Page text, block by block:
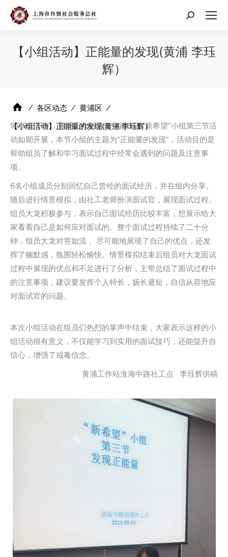
搜
【小组活动】正能量的发现(黄浦 李珏
辉）
⁄ 各区动态 ⁄ 黄浦区 ⁄
【小组活动】正能量的发现(黄浦 李珏辉）
9月3日下午，黄浦工作站淮海中路街道“新希望”小组第三节活
动如期开展，本节小组的主题为“正能量的发现”，活动目的是
帮助组员了解和学习面试过程中经常会遇到的问题及注意事
项。
6名小组成员分别回忆自己曾经的面试经历，并在组内分享。
随后进行情景模拟，由社工老师扮演面试官，展现面试过程。
组员大龙积极参与，表示自己面试经历比较丰富，想展示给大
家看看自己是如何应对面试的。整个面试过程持续了二十分
钟，组员大龙对答如流， 尽可能地展现了自己的优点，还发
挥了幽默感，氛围轻松愉快。情景模拟结束后组员对大龙面试
过程中展现的优点和不足进行了分析，主带总结了面试过程中
的注意事项，建议要发挥个人特长，扬长避短，自信从容地应
对面试官的问题。
本次小组活动在组员们热烈的掌声中结束，大家表示这样的小
组活动很有意义，不仅能学习到实用的面试技巧，还能提升自
信心，增强了戒毒信念。
黄浦工作站淮海中路社工点 李珏辉供稿